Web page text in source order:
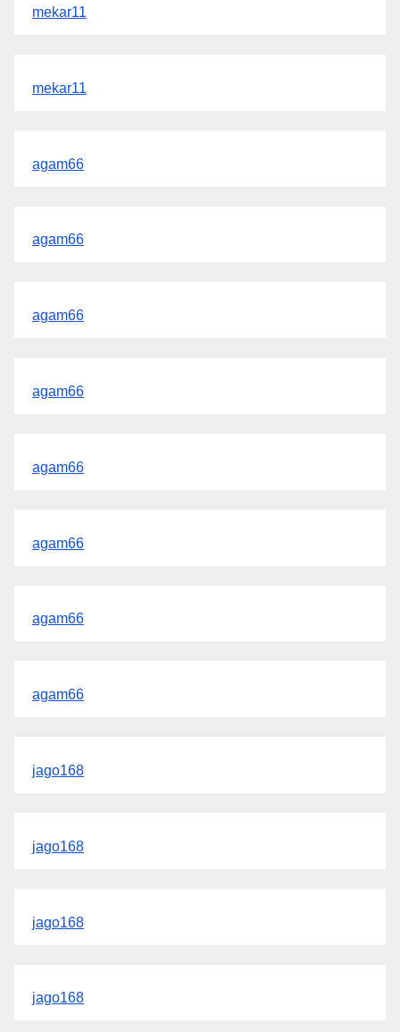
mekar11
mekar11
agam66
agam66
agam66
agam66
agam66
agam66
agam66
agam66
jago168
jago168
jago168
jago168